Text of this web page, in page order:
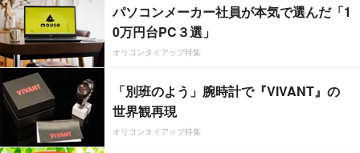
パソコンメーカー社員が本気で選んだ「1
0万円台PC３選」
オリコンタイアップ特集
「別班のよう」腕時計で『VIVANT』の
世界観再現
オリコンタイアップ特集